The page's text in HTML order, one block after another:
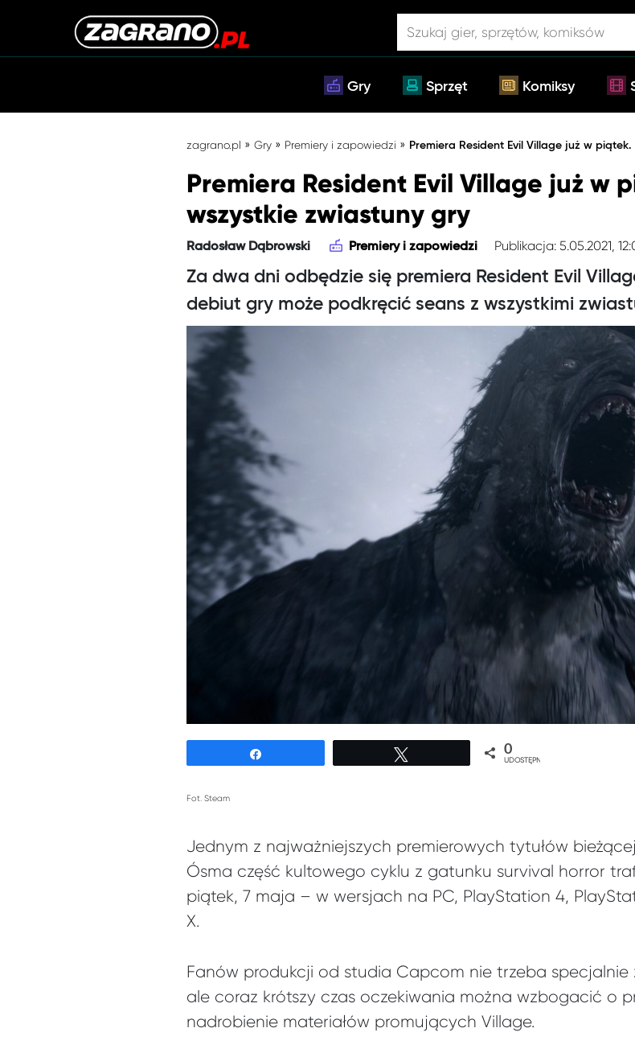
Gry Sprzęt Komiksy
zagrano.pl » Gry » Premiery i zapowiedzi » Premiera Resident Evil Village już w
Premiera Resident Evil Village już w
wszystkie zwiastuny gry
Radosław Dąbrowski Premiery i zapowiedzi Publikacja: 5.05.2021,
Za dwa dni odbędzie się premiera Resident Evil
debiut gry może podkręcić seans z wszystkimi
0
UDOSTĘPNIEŃ
Fot. Steam
Jednym z najważniejszych premierowych tytułów
Ósma część kultowego cyklu z gatunku survival horror
piątek, 7 maja – w wersjach na PC, PlayStation 4,
X.
Fanów produkcji od studia Capcom nie trzeba
ale coraz krótszy czas oczekiwania można wzbogacić o
nadrobienie materiałów promujących Village.